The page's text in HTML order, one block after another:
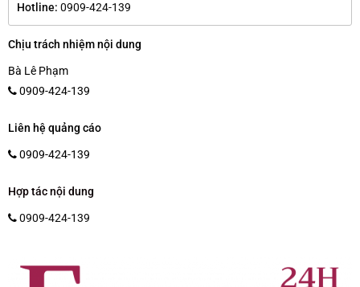
Hotline: 0909-424-139
Chịu trách nhiệm nội dung
Bà Lê Phạm
0909-424-139
Liên hệ quảng cáo
0909-424-139
Hợp tác nội dung
0909-424-139